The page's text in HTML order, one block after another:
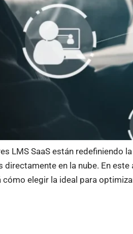
LMS SaaS están redefiniendo
directamente en la nube. En
cómo elegir la ideal para